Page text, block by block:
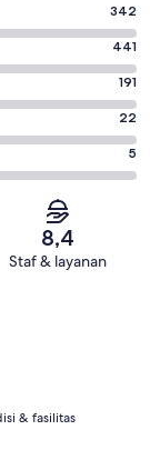
342
441
191
22
5
8,4
Staf & layanan
& fasilitas